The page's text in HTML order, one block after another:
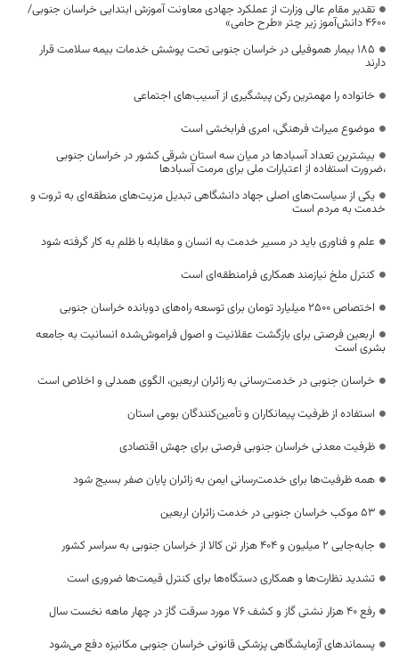
تقدیر مقام عالی وزارت از عملکرد جهادی معاونت آموزش ابتدایی خراسان جنوبی/
۴۶۰۰ دانش‌آموز زیر چتر «طرح حامی»
۱۸۵ بیمار هموفیلی در خراسان جنوبی تحت پوشش خدمات بیمه سلامت قرار
دارند
خانواده را مهمترین رکن پیشگیری از آسیب‌های اجتماعی
موضوع میراث فرهنگی، امری فرابخشی است
بیشترین تعداد آسبادها در میان سه استان شرقی کشور در خراسان جنوبی
،ضرورت استفاده از اعتبارات ملی برای مرمت آسبادها
یکی از سیاست‌های اصلی جهاد دانشگاهی تبدیل مزیت‌های منطقه‌ای به ثروت و
خدمت به مردم است
علم و فناوری باید در مسیر خدمت به انسان و مقابله با ظلم به کار گرفته شود
کنترل ملخ نیازمند همکاری فرامنطقه‌ای است
اختصاص 2500 میلیارد تومان برای توسعه راه‌های دوبانده خراسان جنوبی
اربعین فرصتی برای بازگشت عقلانیت و اصول فراموش‌شده انسانیت به جامعه
بشری است
خراسان جنوبی در خدمت‌رسانی به زائران اربعین، الگوی همدلی و اخلاص است
استفاده از ظرفیت پیمانکاران و تأمین‌کنندگان بومی استان
ظرفیت معدنی خراسان جنوبی فرصتی برای جهش اقتصادی
همه ظرفیت‌ها برای خدمت‌رسانی ایمن به زائران پایان صفر بسیج شود
53 موکب خراسان جنوبی در خدمت زائران اربعین
جابه‌جایی 2 میلیون و 404 هزار تن کالا از خراسان جنوبی به سراسر کشور
تشدید نظارت‌ها و همکاری دستگاه‌ها برای کنترل قیمت‌ها ضروری است
رفع 40 هزار نشتی گاز و کشف 76 مورد سرقت گاز در چهار ماهه نخست سال
پسماندهای آزمایشگاهی پزشکی قانونی خراسان جنوبی مکانیزه دفع می‌شود